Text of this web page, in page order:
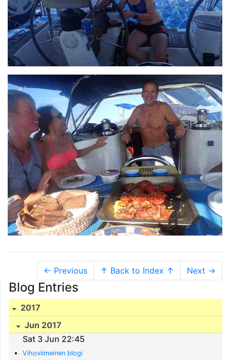
← Previous ↑ Back to Index ↑ Next →
Blog Entries
2017
Jun 2017
Sat 3 Jun 22:45
Vihoviimeinen blogi